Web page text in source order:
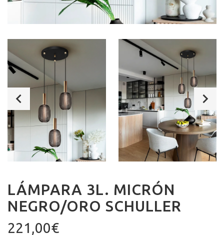
LÁMPARA 3L. MICRÓN
NEGRO/ORO SCHULLER
221,00€